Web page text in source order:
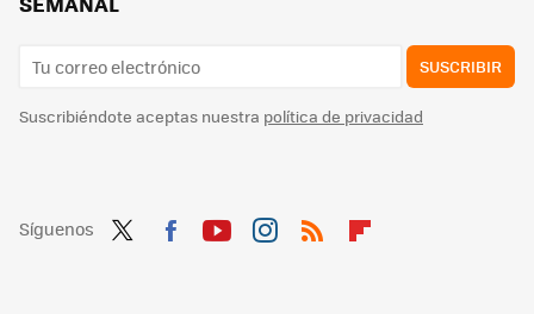
SUSCRIBIR
Suscribiéndote aceptas nuestra política de privacidad
Síguenos